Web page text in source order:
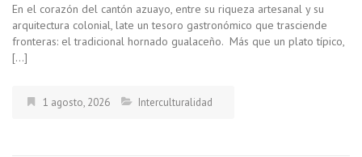
En el corazón del cantón azuayo, entre su riqueza artesanal y su
arquitectura colonial, late un tesoro gastronómico que trasciende
fronteras: el tradicional hornado gualaceño. Más que un plato típico,
[…]
1 agosto, 2026 Interculturalidad